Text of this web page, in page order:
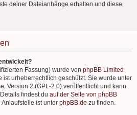
deiner Dateianhänge erhalten und diese
Fassung) wurde von phpBB Limited
ist urheberrechtlich geschützt. Sie wurde unter
Version 2 (GPL-2.0) veröffentlicht und kann
findest du auf der Seite von phpBB
ist unter phpBB.de zu finden.